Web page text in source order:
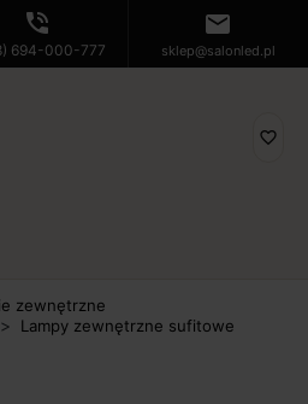
phone_in_talk
694-000-777
mail
sklep@salonled.pl
favorite_border
zewnętrzne
Lampy zewnętrzne sufitowe